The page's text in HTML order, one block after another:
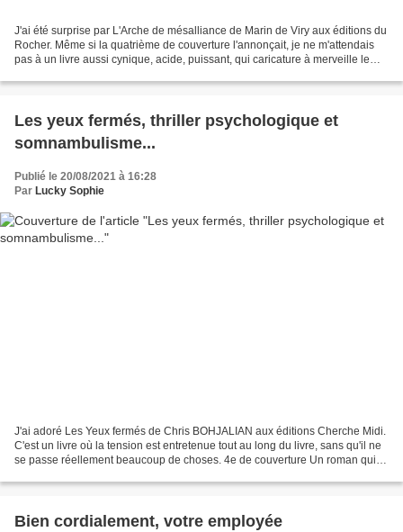
J'ai été surprise par L'Arche de mésalliance de Marin de Viry aux éditions du
Rocher. Même si la quatrième de couverture l'annonçait, je ne m'attendais
pas à un livre aussi cynique, acide, puissant, qui caricature à merveille le
Les yeux fermés, thriller psychologique et
somnambulisme...
Publié le 20/08/2021 à 16:28
Par Lucky Sophie
J'ai adoré Les Yeux fermés de Chris BOHJALIAN aux éditions Cherche Midi.
C'est un livre où la tension est entretenue tout au long du livre, sans qu'il ne
se passe réellement beaucoup de choses. 4e de couverture Un roman qui
Bien cordialement, votre employée